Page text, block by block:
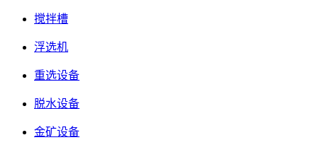
搅拌槽
浮选机
重选设备
脱水设备
金矿设备